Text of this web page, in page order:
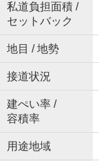
私道負担面積 /
セットバック
地目 / 地勢
接道状況
建ぺい率 /
容積率
用途地域